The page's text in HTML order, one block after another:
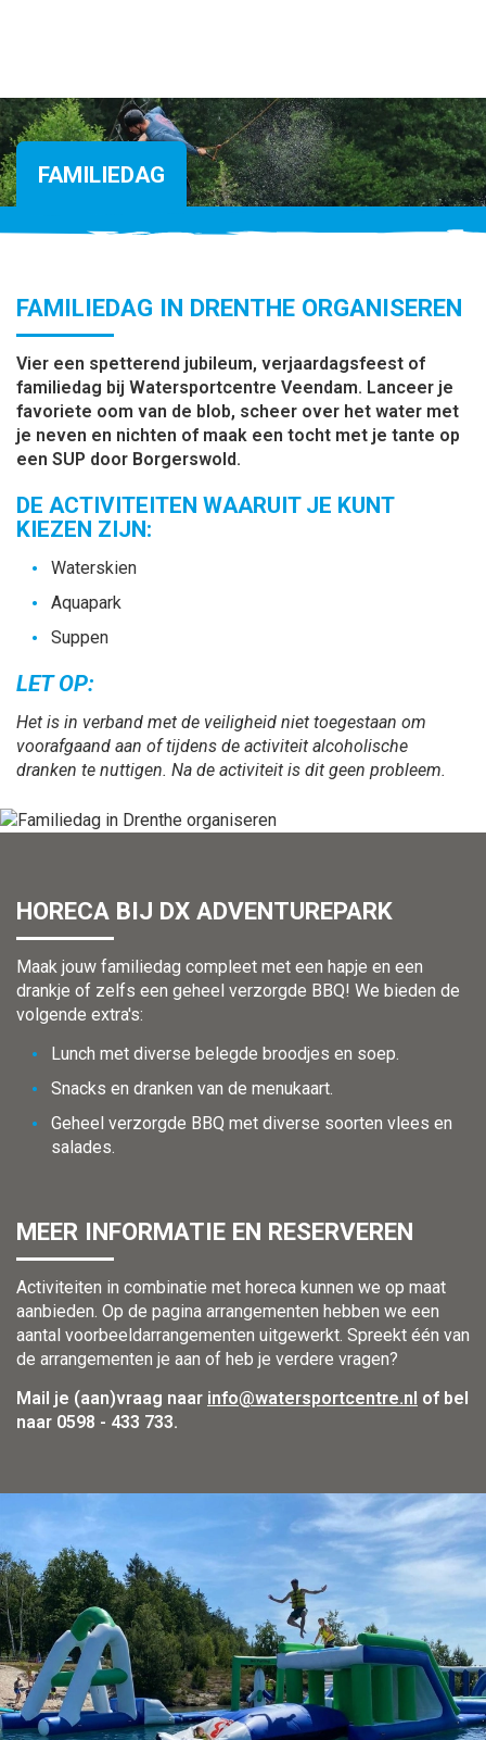
FAMILIEDAG
FAMILIEDAG IN DRENTHE ORGANISEREN
Vier een spetterend jubileum, verjaardagsfeest of
familiedag bij Watersportcentre Veendam. Lanceer je
favoriete oom van de blob, scheer over het water met
je neven en nichten of maak een tocht met je tante op
een SUP door Borgerswold.
DE ACTIVITEITEN WAARUIT JE KUNT
KIEZEN ZIJN:
Waterskien
Aquapark
Suppen
LET OP:
Het is in verband met de veiligheid niet toegestaan om
voorafgaand aan of tijdens de activiteit alcoholische
dranken te nuttigen. Na de activiteit is dit geen probleem.
HORECA BIJ DX ADVENTUREPARK
Maak jouw familiedag compleet met een hapje en een
drankje of zelfs een geheel verzorgde BBQ! We bieden de
volgende extra's:
Lunch met diverse belegde broodjes en soep.
Snacks en dranken van de menukaart.
Geheel verzorgde BBQ met diverse soorten vlees en
salades.
MEER INFORMATIE EN RESERVEREN
Activiteiten in combinatie met horeca kunnen we op maat
aanbieden. Op de pagina arrangementen hebben we een
aantal voorbeeldarrangementen uitgewerkt. Spreekt één van
de arrangementen je aan of heb je verdere vragen?
Mail je (aan)vraag naar info@watersportcentre.nl of bel
naar 0598 - 433 733.